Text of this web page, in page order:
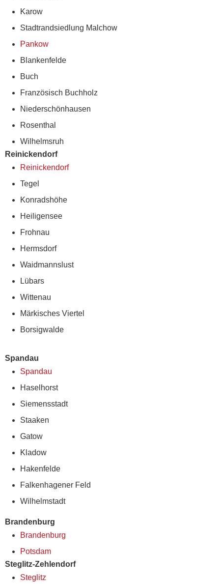
Karow
Stadtrandsiedlung Malchow
Pankow
Blankenfelde
Buch
Französisch Buchholz
Niederschönhausen
Rosenthal
Wilhelmsruh
Reinickendorf
Reinickendorf
Tegel
Konradshöhe
Heiligensee
Frohnau
Hermsdorf
Waidmannslust
Lübars
Wittenau
Märkisches Viertel
Borsigwalde
Spandau
Spandau
Haselhorst
Siemensstadt
Staaken
Gatow
Kladow
Hakenfelde
Falkenhagener Feld
Wilhelmstadt
Brandenburg
Brandenburg
Potsdam
Steglitz-Zehlendorf
Steglitz